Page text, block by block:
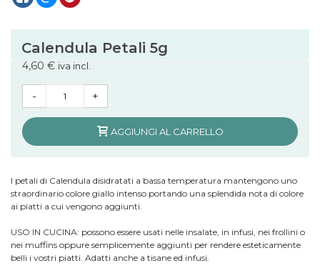
Calendula Petali 5g
4,60 € iva incl.
- +
AGGIUNGI AL CARRELLO
I petali di Calendula disidratati a bassa temperatura mantengono uno
straordinario colore giallo intenso portando una splendida nota di colore
ai piatti a cui vengono aggiunti.
USO IN CUCINA: possono essere usati nelle insalate, in infusi, nei frollini o
nei muffins oppure semplicemente aggiunti per rendere esteticamente
belli i vostri piatti. Adatti anche a tisane ed infusi.